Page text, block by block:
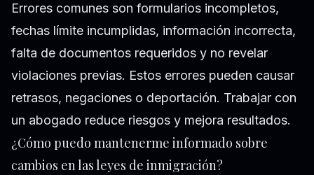
Errores comunes son formularios incompletos,
fechas límite incumplidas, información incorrecta,
falta de documentos requeridos y no revelar
violaciones previas. Estos errores pueden causar
retrasos, negaciones o deportación. Trabajar con
un abogado reduce riesgos y mejora resultados.
¿Cómo puedo mantenerme informado sobre
cambios en las leyes de inmigración?